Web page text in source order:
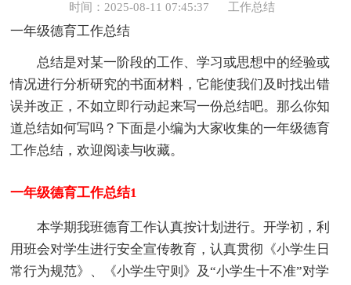
时间：2025-08-11 07:45:37 工作总结
一年级德育工作总结
总结是对某一阶段的工作、学习或思想中的经验或
情况进行分析研究的书面材料，它能使我们及时找出错
误并改正，不如立即行动起来写一份总结吧。那么你知
道总结如何写吗？下面是小编为大家收集的一年级德育
工作总结，欢迎阅读与收藏。
一年级德育工作总结1
本学期我班德育工作认真按计划进行。开学初，利
用班会对学生进行安全宣传教育，认真贯彻《小学生日
常行为规范》、《小学生守则》及“小学生十不准”对学